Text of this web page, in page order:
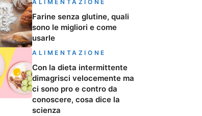
ALIMENTAZIONE
Farine senza glutine, quali
sono le migliori e come
usarle
ALIMENTAZIONE
Con la dieta intermittente
dimagrisci velocemente ma
ci sono pro e contro da
conoscere, cosa dice la
scienza